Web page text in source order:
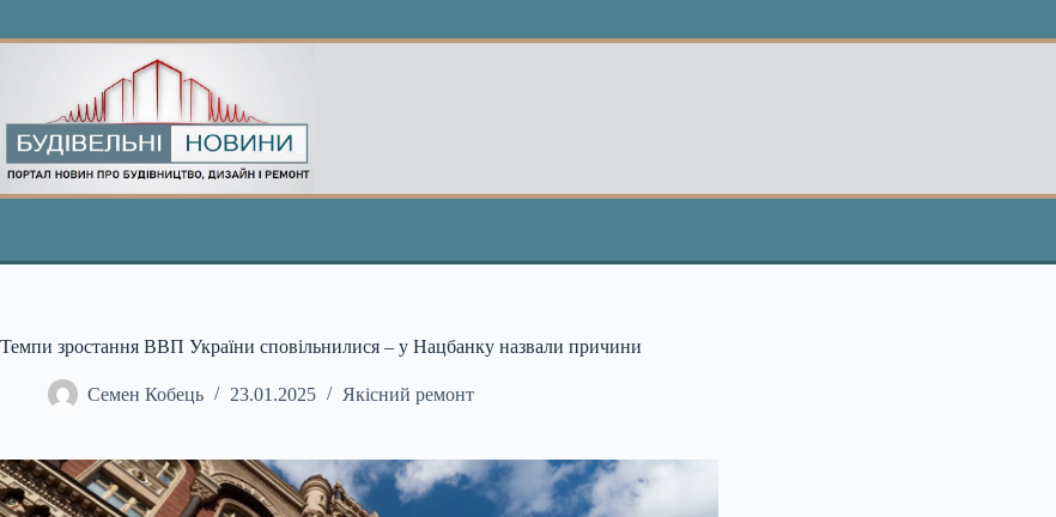
Темпи зростання ВВП України сповільнилися – у Нацбанку назвали причини
Семен Кобець 23.01.2025 Якісний ремонт